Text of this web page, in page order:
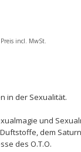
incl. MwSt.
in der Sexualität.
und
dem
des O.T.O.